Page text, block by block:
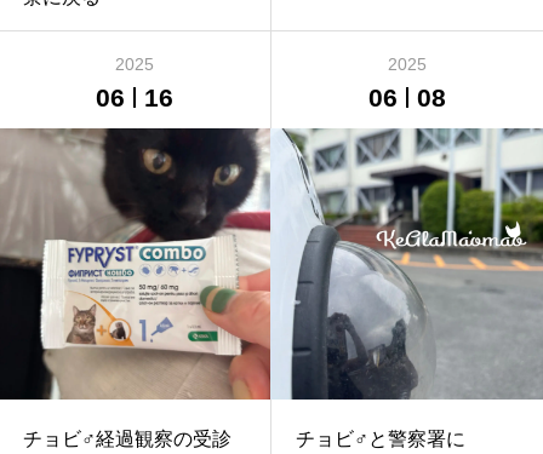
2025
06 16
チョビ♂経過観察の受診
2025
06 08
チョビ♂と警察署に